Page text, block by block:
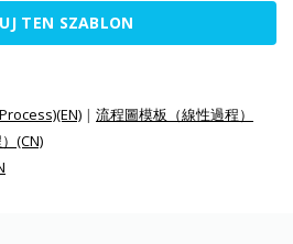
TEN SZABLON
| 流程圖模板（線性過程）
(CN)